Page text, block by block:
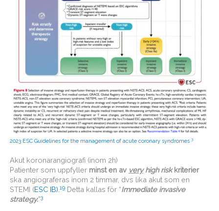
2023 ESC Guidelines for the management of acute coronary syndromes 3
Akut koronarangiografi (inom 2h)
Patienter som uppfyller minst en av veryhigh riskkriterier
ska angiograferas inom 2 timmar, dvs lika akut som en
STEMI (ESC IB). 19 Detta kallas för “Immediate invasive
strategy.”3